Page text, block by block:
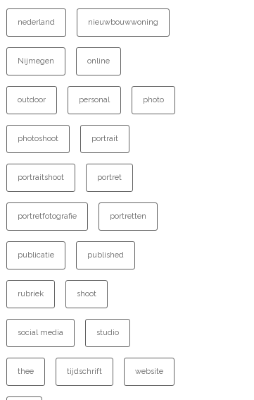
nederland nieuwbouwwoning
Nijmegen online
outdoor personal photo
photoshoot portrait
portraitshoot portret
portretfotografie portretten
publicatie published
rubriek shoot
social media studio
thee tijdschrift website